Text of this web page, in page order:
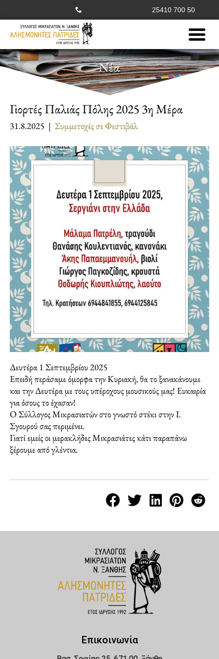
25410 700 50
Νέα
Γιορτές Παλιάς Πόλης 2025 3η Μέρα
31.8.2025 | Συμμετοχές σε Φεστιβάλ
Δευτέρα 1 Σεπτεμβρίου 2025
Επειδή περάσαμε όμορφα την Κυριακή, θα το ξανακάνουμε
και την Δευτέρα με τους υπέροχους μουσικούς μας! Ευκαιρία
για όσους το έχασαν!
Ο Σύλλογος Μικρασιατών στο γνωστό στέκι στην Ι.
Σγουρού σας περιμένει.
Γιατί εμείς οι μερακλήδες Μικρασιάτες κάτι παραπάνω
ξέρουμε από γλέντια.
Επικοινωνία